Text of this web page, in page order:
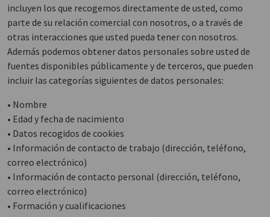
incluyen los que recogemos directamente de usted, como
parte de su relación comercial con nosotros, o a través de
otras interacciones que usted pueda tener con nosotros.
Además podemos obtener datos personales sobre usted de
fuentes disponibles públicamente y de terceros, que pueden
incluir las categorías siguientes de datos personales:
• Nombre
• Edad y fecha de nacimiento
• Datos recogidos de cookies
• Información de contacto de trabajo (dirección, teléfono,
correo electrónico)
• Información de contacto personal (dirección, teléfono,
correo electrónico)
• Formación y cualificaciones